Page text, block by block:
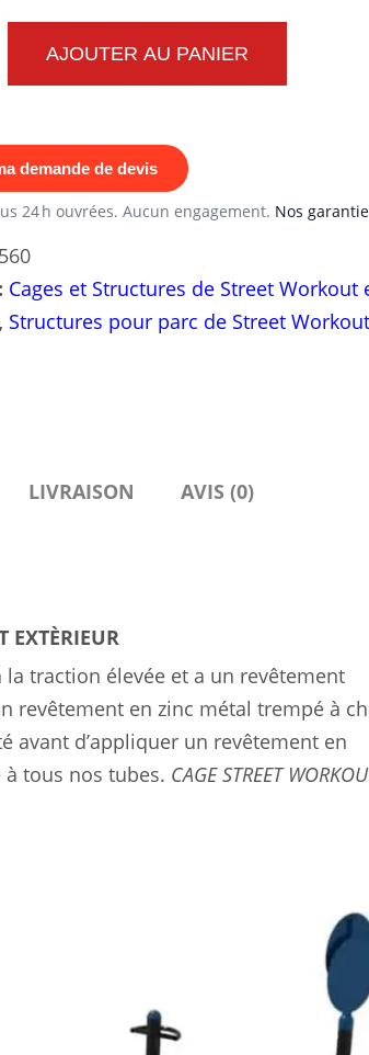
AJOUTER AU PANIER
demande de devis
24 h ouvrées. Aucun engagement. Nos
Cages et Structures de Street Workout
, Structures pour parc de Street Workout
LIVRAISON AVIS (0)
EXTÈRIEUR
traction élevée et a un revêtement
revêtement en zinc métal trempé à
avant d’appliquer un revêtement en
tous nos tubes. CAGE STREET